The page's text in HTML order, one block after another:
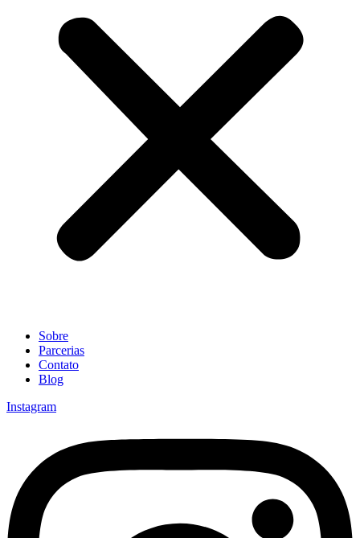
Sobre
Parcerias
Contato
Blog
Instagram